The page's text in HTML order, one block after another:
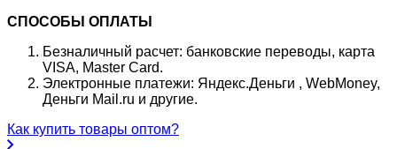
СПОСОБЫ ОПЛАТЫ
Безналичный расчет: банковские переводы, карта
VISA, Master Card.
Электронные платежи: Яндекс.Деньги , WebMoney,
Деньги Mail.ru и другие.
Как купить товары оптом?